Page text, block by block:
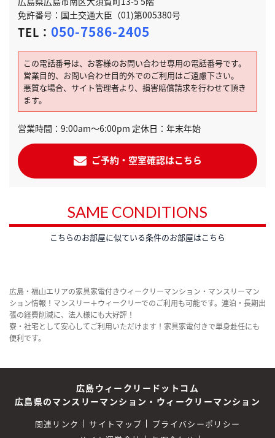
免許番号：国土交通大臣（01)第005380号
TEL： 050-7586-2405
この電話番号は、お客様のお問い合わせ専用の電話番号です。
営業目的、お問い合わせ目的外でのご利用はご遠慮下さい。
悪質な場合、サイト管理者より、損害賠償請求を行わせて頂き
ます。
営業時間：9:00am～6:00pm 定休日：年末年始
ご予約・空室確認はこちら
SAME CONDITIONS
こちらのお部屋に似ている条件のお部屋はこちら
広島・福山エリアの家具家電付きウィークリーマンション・マンスリーマン
ション情報！マンスリー＋ウィークリーでのご利用も可能です。連泊・長期出
張の経費削減に、法人様にも大好評！
寮・社宅として安心してご利用いただけます！家具家電付きで単身赴任にも
便利です。
広島ウィークリードットコム
広島県のマンスリーマンション・ウィークリーマンション
関連リンク サイトマップ
プライバシーポリシー